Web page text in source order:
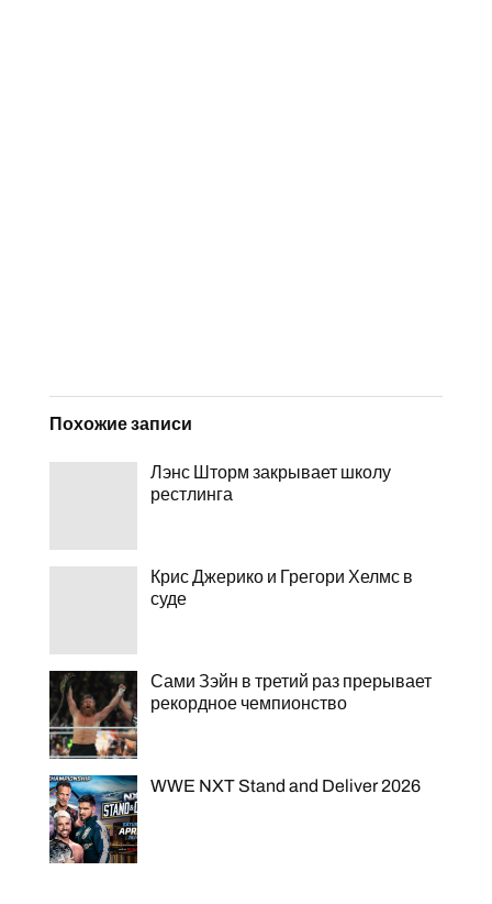
Похожие записи
Лэнс Шторм закрывает школу
рестлинга
Крис Джерико и Грегори Хелмс в
суде
Сами Зэйн в третий раз прерывает
рекордное чемпионство
WWE NXT Stand and Deliver 2026